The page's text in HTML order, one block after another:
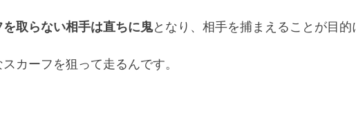
取らない相手は直ちに鬼となり、相手を捕まえることが目的
カーフを狙って走るんです。